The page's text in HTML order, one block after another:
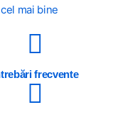
mai bine
frecvente